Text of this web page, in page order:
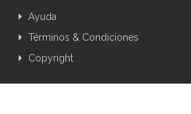
Ayuda
Términos & Condiciones
Copyright